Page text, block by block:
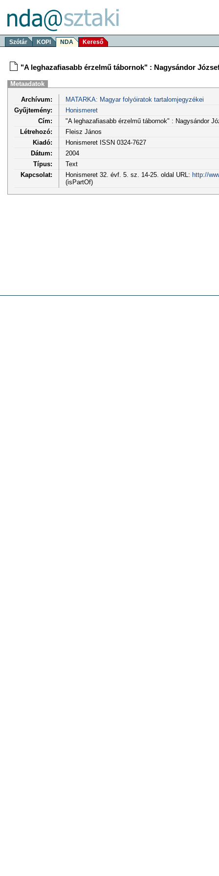
Szótár KOPI NDA Kereső
"A leghazafiasabb érzelmű tábornok" : Nagysándor
Metaadatok
Archívum:
MATARKA: Magyar folyóiratok tartalomjegyzékei
Gyűjtemény:
Honismeret
Cím:
"A leghazafiasabb érzelmű tábornok" : Nagysándor
Létrehozó:
Fleisz János
Kiadó:
Honismeret ISSN 0324-7627
Dátum:
2004
Típus:
Text
Kapcsolat:
Honismeret 32. évf. 5. sz. 14-25. oldal URL: http://
(isPartOf)